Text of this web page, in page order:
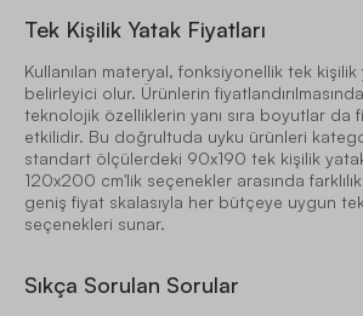
Tek Kişilik Yatak Fiyatları
Kullanılan materyal, fonksiyonellik tek kişilik
belirleyici olur. Ürünlerin fiyatlandırılmasında
teknolojik özelliklerin yanı sıra boyutlar da
etkilidir. Bu doğrultuda uyku ürünleri
standart ölçülerdeki 90x190 tek kişilik
120x200 cm'lik seçenekler arasında
geniş fiyat skalasıyla her bütçeye uygun
seçenekleri sunar.
Sıkça Sorulan Sorular